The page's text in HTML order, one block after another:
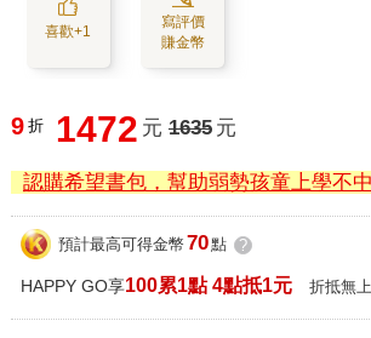
喜歡+1
寫評價
賺金幣
9 折 1472 元 1635 元
認購希望書包，幫助弱勢孩童上學不中
預計最高可得金幣 70點 ?
HAPPY GO享100累1點 4點抵1元 折抵無